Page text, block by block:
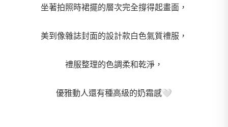
坐著拍照時裙擺的層次完全撐得起畫面，
美到像雜誌封面的設計款白色氣質禮服，
禮服整理的色調柔和乾淨，
優雅動人還有種高級的奶霜感🤍